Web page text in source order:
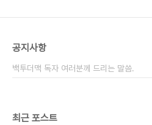
공지사항
백투더맥 독자 여러분께 드리는 말씀.
최근 포스트